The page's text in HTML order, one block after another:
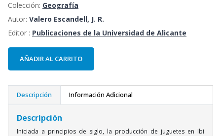
Colección: Geografía
Autor: Valero Escandell, J. R.
Editor : Publicaciones de la Universidad de Alicante
AÑADIR AL CARRITO
Descripción Información Adicional
Descripción
Iniciada a principios de siglo, la producción de juguetes en Ibi